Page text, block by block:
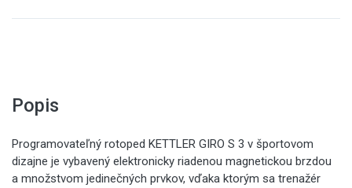
Popis
Programovateľný rotoped KETTLER GIRO S 3 v športovom
dizajne je vybavený elektronicky riadenou magnetickou brzdou
a množstvom jedinečných prvkov, vďaka ktorým sa trenažér